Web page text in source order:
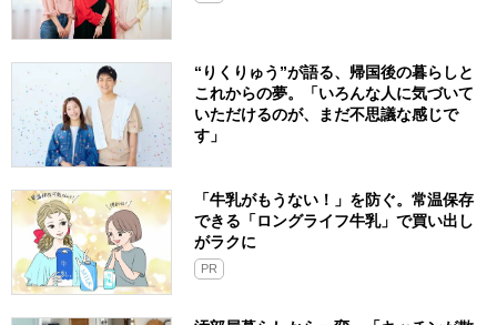
“りくりゅう”が語る、帰国後の暮らしと
これからの夢。「いろんな人に気づいて
いただけるのが、まだ不思議な感じで
す」
「牛乳がもうない！」を防ぐ。常温保存
できる「ロングライフ牛乳」で買い出し
がラクに
PR